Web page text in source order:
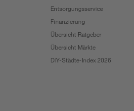
Entsorgungsservice
Finanzierung
Übersicht Ratgeber
Übersicht Märkte
DIY-Städte-Index 2026